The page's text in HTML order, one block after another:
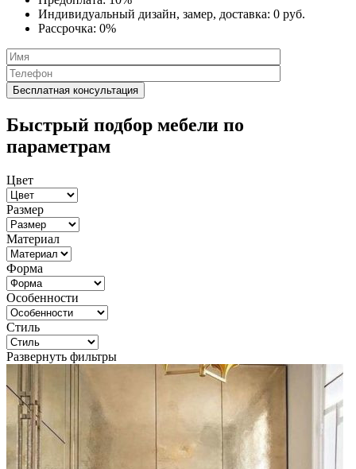
Индивидуальный дизайн, замер, доставка: 0 руб.
Рассрочка: 0%
Быстрый подбор мебели по
параметрам
Цвет
Размер
Материал
Форма
Особенности
Стиль
Развернуть фильтры